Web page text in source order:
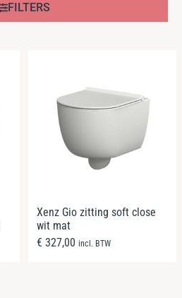
FILTERS
Xenz Gio zitting soft close
wit mat
€ 327,00 incl. BTW